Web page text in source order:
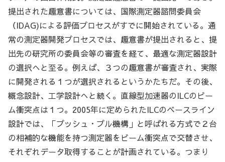
提出された趣意書については、国際測定器諮問委員会
（IDAG)による評価プロセスがすでに開始されている。通
常の測定器開発プロセスでは、趣意書が提出されると、提
出先の研究所の委員会等の審査を経て、最適な測定器設計
の選択へと至る。例えば、３つの趣意書が審査され、実際
に開発される１つが選択されるというかたちだ。その後、
概念設計、工学設計へと続く。直線型加速器のILCのビー
ム衝突点は１つ。2005年に定められたILCのベースライン
設計では、「プッシュ・プル機構」と呼ばれる方式で２台
の相補的な機能を持つ測定器をビーム衝突点で交替させ、
それぞれデータ取得することが計画されている。つまり